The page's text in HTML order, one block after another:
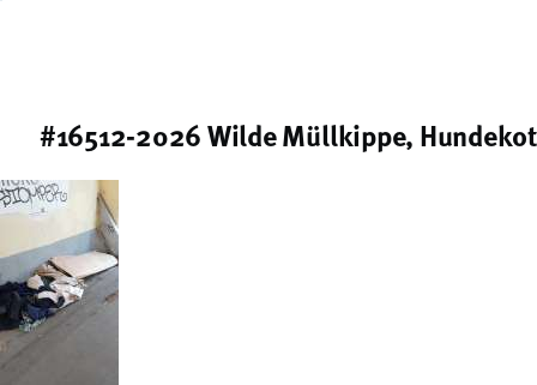
#16512-2026 Wilde Müllkippe, Hundekot